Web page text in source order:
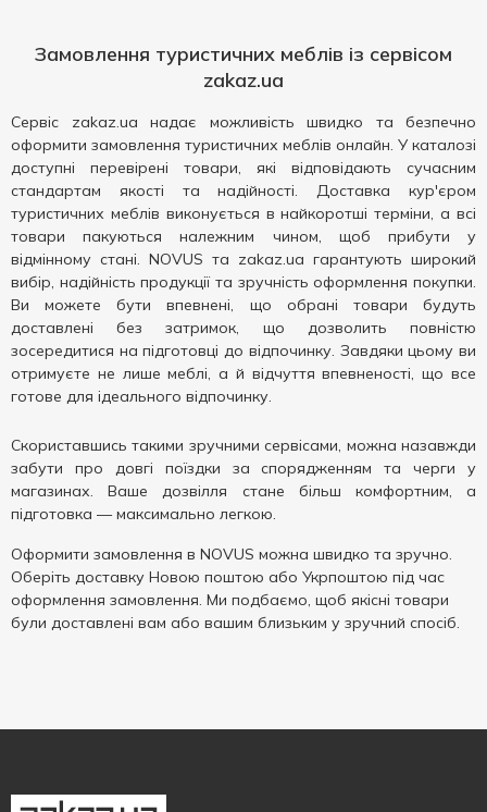
Замовлення туристичних меблів із сервісом
zakaz.ua
Сервіс zakaz.ua надає можливість швидко та безпечно
оформити замовлення туристичних меблів онлайн. У каталозі
доступні перевірені товари, які відповідають сучасним
стандартам якості та надійності. Доставка кур'єром
туристичних меблів виконується в найкоротші терміни, а всі
товари пакуються належним чином, щоб прибути у
відмінному стані. NOVUS та zakaz.ua гарантують широкий
вибір, надійність продукції та зручність оформлення покупки.
Ви можете бути впевнені, що обрані товари будуть
доставлені без затримок, що дозволить повністю
зосередитися на підготовці до відпочинку. Завдяки цьому ви
отримуєте не лише меблі, а й відчуття впевненості, що все
готове для ідеального відпочинку.
Скориставшись такими зручними сервісами, можна назавжди
забути про довгі поїздки за спорядженням та черги у
магазинах. Ваше дозвілля стане більш комфортним, а
підготовка — максимально легкою.
Оформити замовлення в NOVUS можна швидко та зручно.
Оберіть доставку Новою поштою або Укрпоштою під час
оформлення замовлення. Ми подбаємо, щоб якісні товари
були доставлені вам або вашим близьким у зручний спосіб.